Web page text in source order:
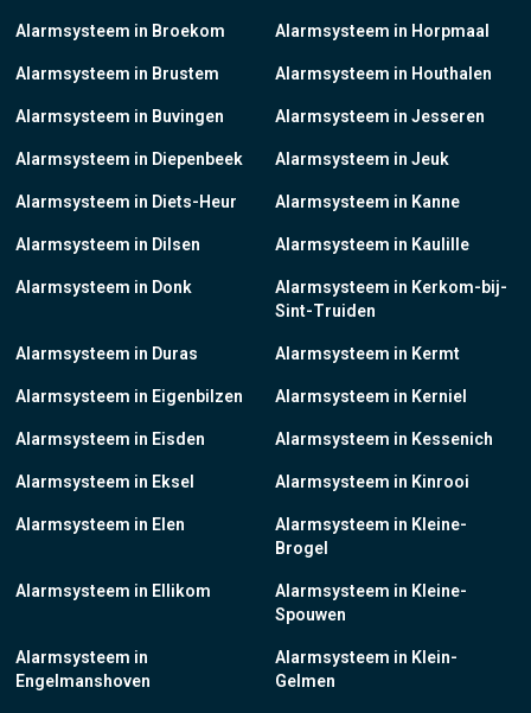
Alarmsysteem in Broekom
Alarmsysteem in Brustem
Alarmsysteem in Buvingen
Alarmsysteem in Diepenbeek
Alarmsysteem in Diets-Heur
Alarmsysteem in Dilsen
Alarmsysteem in Donk
Alarmsysteem in Duras
Alarmsysteem in Eigenbilzen
Alarmsysteem in Eisden
Alarmsysteem in Eksel
Alarmsysteem in Elen
Alarmsysteem in Ellikom
Alarmsysteem in
Engelmanshoven
Alarmsysteem in Horpmaal
Alarmsysteem in Houthalen
Alarmsysteem in Jesseren
Alarmsysteem in Jeuk
Alarmsysteem in Kanne
Alarmsysteem in Kaulille
Alarmsysteem in Kerkom-bij-
Sint-Truiden
Alarmsysteem in Kermt
Alarmsysteem in Kerniel
Alarmsysteem in Kessenich
Alarmsysteem in Kinrooi
Alarmsysteem in Kleine-
Brogel
Alarmsysteem in Kleine-
Spouwen
Alarmsysteem in Klein-
Gelmen